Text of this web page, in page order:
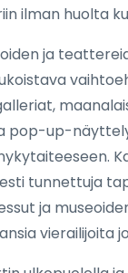
ilman huolta
ja
pop-up-
tunnettuja
ja
vierailijoita